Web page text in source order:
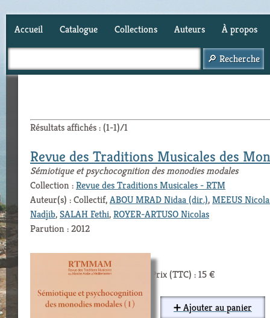
Accueil Catalogue Collections Auteurs À propos
Résultats affichés : (1-1)/1
Revue des Traditions Musicales des
Sémiotique et psychocognition des monodies modales
Collection :Revue des Traditions Musicales - RTM
Auteur(s) : Collectif,ABOU MRAD Nidaa (dir.),MEEUS
Nadjib,SALAH Fethi,ROYER-ARTUSO Nicolas
Parution : 2012
Prix (TTC) : 15 €
➕ Ajouter au panier